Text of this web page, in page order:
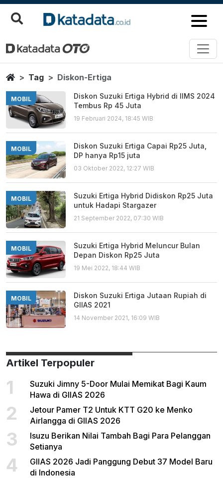
Diskon Ertiga
Berita Terbaru
HomeTag Diskon-Ertiga
MOBIL
Diskon Suzuki Ertiga Hybrid di IIMS 2024
Tembus Rp 45 Juta
19 Februari 2024, 18:45 WIB
MOBIL
Diskon Suzuki Ertiga Capai Rp25 Juta,
DP hanya Rp15 juta
03 Oktober 2022, 12:27 WIB
MOBIL
Suzuki Ertiga Hybrid Didiskon Rp25 Juta
untuk Hadapi Stargazer
21 September 2022, 07:30 WIB
MOBIL
Suzuki Ertiga Hybrid Meluncur Bulan
Depan Diskon Rp25 Juta
19 Mei 2022, 18:44 WIB
MOBIL
Diskon Suzuki Ertiga Jutaan Rupiah di
GIIAS 2021
14 November 2021, 16:09 WIB
Artikel Terpopuler
1
Suzuki Jimny 5-Door Mulai Memikat Bagi Kaum
Hawa di GIIAS 2026
2
Jetour Pamer T2 Untuk KTT G20 ke Menko
Airlangga di GIIAS 2026
3
Isuzu Berikan Nilai Tambah Bagi Para Pelanggan
Setianya
4
GIIAS 2026 Jadi Panggung Debut 37 Model Baru
di Indonesia